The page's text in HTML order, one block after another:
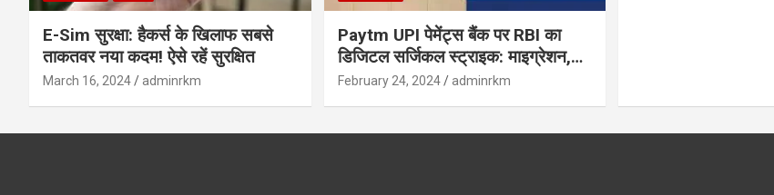
E-Sim सुरक्षा: हैकर्स के खिलाफ सबसे
ताकतवर नया कदम! ऐसे रहें सुरक्षित
March 16, 2024 adminrkm
Paytm UPI पेमेंट्स बैंक पर RBI का
डिजिटल सर्जिकल स्ट्राइक: माइग्रेशन,
सुरक्षा और उपयोगकर्ताओं के लिए सलाह!
February 24, 2024 adminrkm